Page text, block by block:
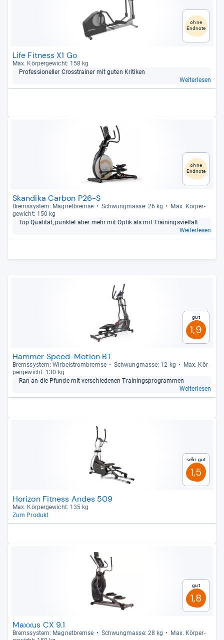
ohne
Endnote
Life Fitness X1 Go
Max. Kör­per­ge­wicht: 158 kg
Pro­fes­sio­nel­ler Cross­trai­ner mit guten Kri­ti­ken
Weiterlesen
ohne
Endnote
Skandika Carbon P26-S
Brems­sys­tem: Magnet­bremse Schwung­masse: 26 kg
Max. Kör­per­
ge­wicht: 150 kg
Top Qua­li­tät, punk­tet aber mehr mit Optik als mit Trai­nings­viel­falt
Weiterlesen
Gut
1,9
Hammer Speed-Motion BT
Brems­sys­tem: Wir­bel­strom­bremse Schwung­masse: 12 kg
Max. Kör­
per­ge­wicht: 130 kg
Ran an die Pfunde mit ver­schie­de­nen Trai­nings­pro­gram­men
Weiterlesen
Sehr gut
1,5
Horizon Fitness Andes 509
Max. Kör­per­ge­wicht: 135 kg
Zum Produkt
Gut
1,8
Maxxus CX 9.1
Brems­sys­tem: Magnet­bremse Schwung­masse: 28 kg
Max. Kör­per­